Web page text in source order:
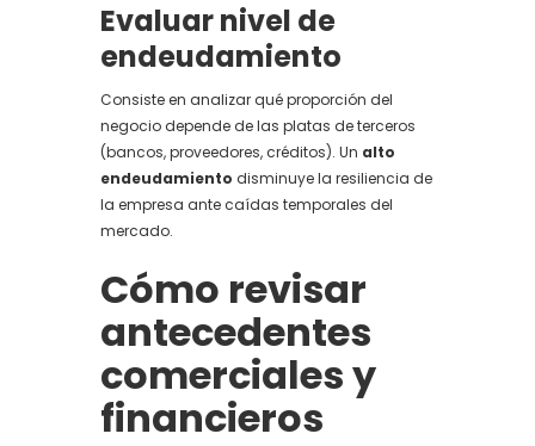
Evaluar nivel de
endeudamiento
Consiste en analizar qué proporción del
negocio depende de las platas de terceros
(bancos, proveedores, créditos). Un alto
endeudamiento disminuye la resiliencia de
la empresa ante caídas temporales del
mercado.
Cómo revisar
antecedentes
comerciales y
financieros